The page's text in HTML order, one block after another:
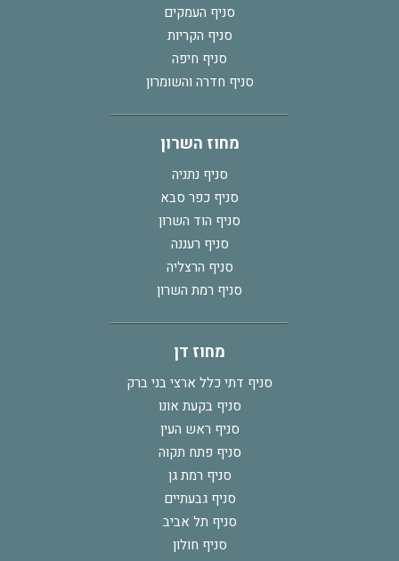
סניף העמקים
סניף הקריות
סניף חיפה
סניף חדרה והשומרון
מחוז השרון
סניף נתניה
סניף כפר סבא
סניף הוד השרון
סניף רעננה
סניף הרצליה
סניף רמת השרון
מחוז דן
סניף דתי כלל ארצי בני ברק
סניף בקעת אונו
סניף ראש העין
סניף פתח תקוה
סניף רמת גן
סניף גבעתיים
סניף תל אביב
סניף חולון